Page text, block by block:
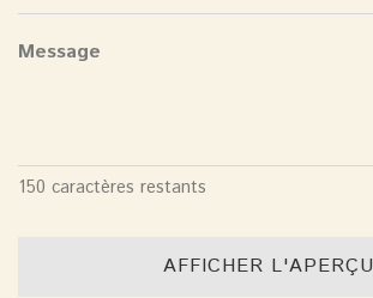
Message
150 caractères restants
AFFICHER L'APERÇU